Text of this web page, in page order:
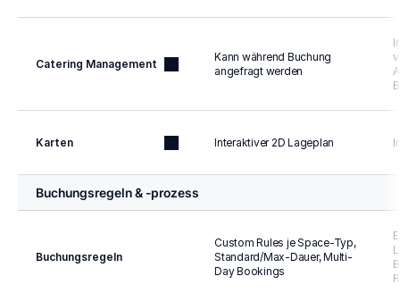
Catering Management
Kann während Buchung
angefragt werden
Karten Interaktiver 2D Lageplan
Buchungsregeln & -prozess
Buchungsregeln
Custom Rules je Space-Typ,
Standard/Max-Dauer, Multi-
Day Bookings